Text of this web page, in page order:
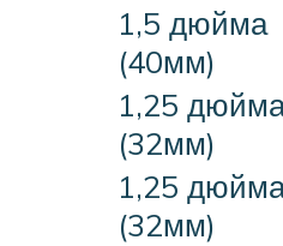
1,5 дюйма
(40мм)
1,25
(32мм)
1,25
(32мм)